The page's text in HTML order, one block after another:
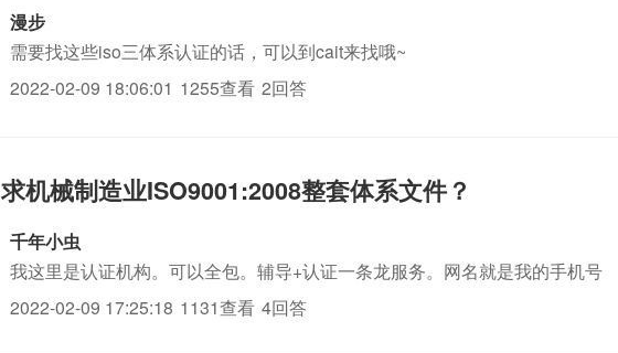
漫步
需要找这些iso三体系认证的话，可以到cait来找哦~
2022-02-09 18:06:01 1255查看 2回答
求机械制造业ISO9001:2008整套体系文件？
千年小虫
我这里是认证机构。可以全包。辅导+认证一条龙服务。网名就是我的手机号
2022-02-09 17:25:18 1131查看 4回答